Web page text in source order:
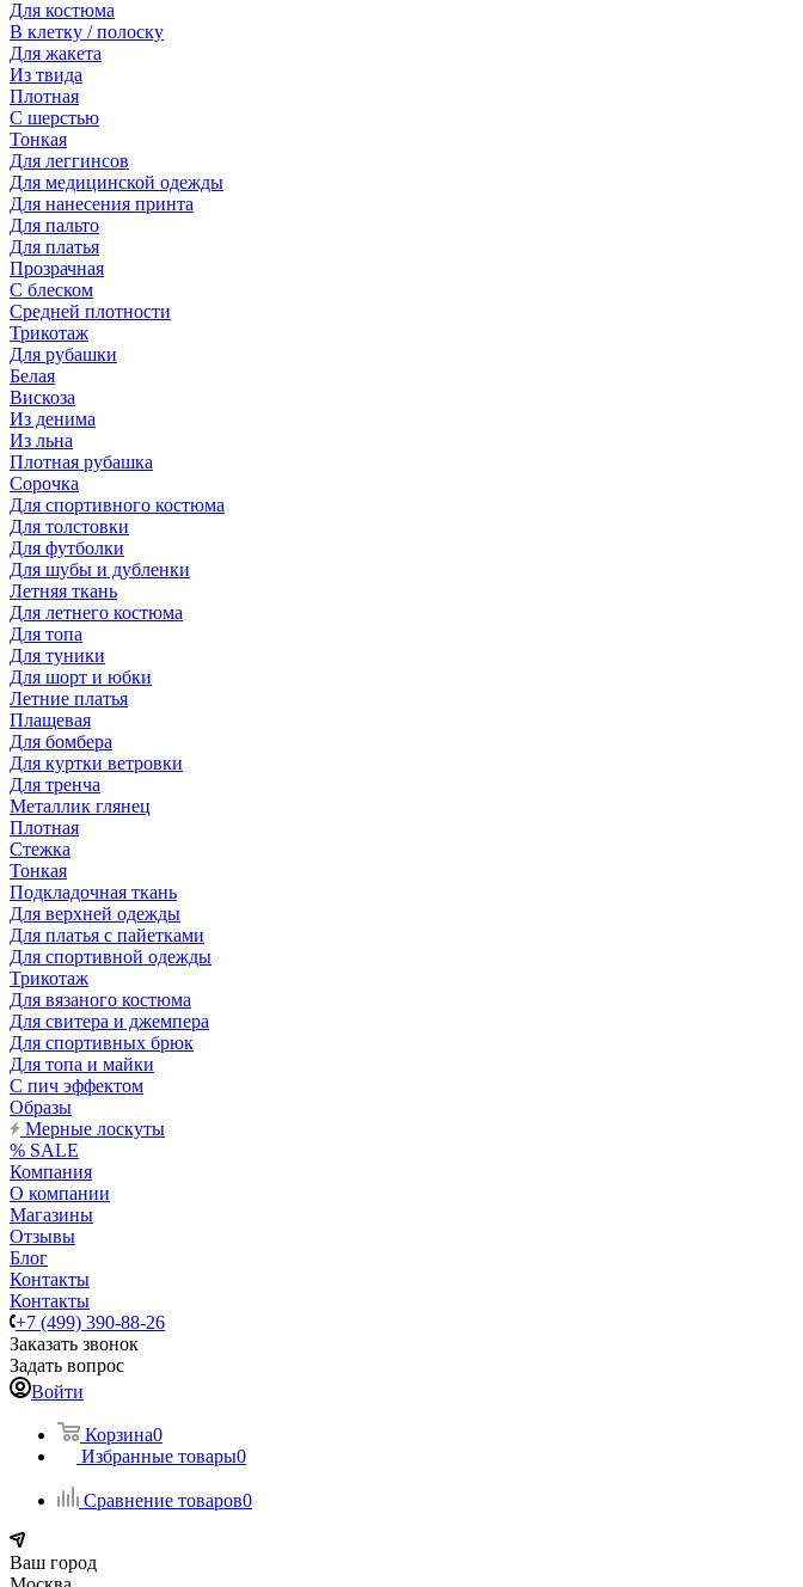
Для костюма
В клетку / полоску
Для жакета
Из твида
Плотная
С шерстью
Тонкая
Для леггинсов
Для медицинской одежды
Для нанесения принта
Для пальто
Для платья
Прозрачная
С блеском
Средней плотности
Трикотаж
Для рубашки
Белая
Вискоза
Из денима
Из льна
Плотная рубашка
Сорочка
Для спортивного костюма
Для толстовки
Для футболки
Для шубы и дубленки
Летняя ткань
Для летнего костюма
Для топа
Для туники
Для шорт и юбки
Летние платья
Плащевая
Для бомбера
Для куртки ветровки
Для тренча
Металлик глянец
Плотная
Стежка
Тонкая
Подкладочная ткань
Для верхней одежды
Для платья с пайетками
Для спортивной одежды
Трикотаж
Для вязаного костюма
Для свитера и джемпера
Для спортивных брюк
Для топа и майки
С пич эффектом
Образы
Мерные лоскуты
% SALE
Компания
О компании
Магазины
Отзывы
Блог
Контакты
Контакты
+7 (499) 390-88-26
Заказать звонок
Задать вопрос
Войти
Корзина0
Избранные товары0
Сравнение товаров0
Ваш город